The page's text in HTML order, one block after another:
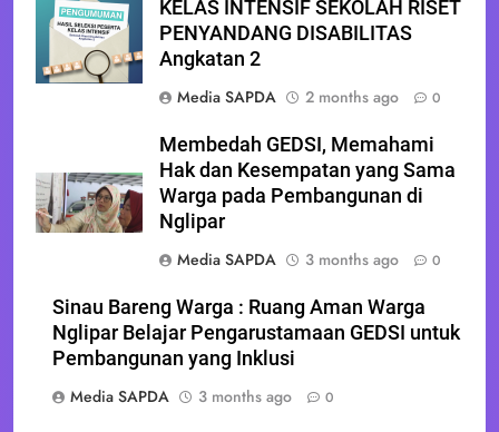
KELAS INTENSIF SEKOLAH RISET
PENYANDANG DISABILITAS
Angkatan 2
Media SAPDA
2 months ago 0
Membedah GEDSI, Memahami
Hak dan Kesempatan yang Sama
Warga pada Pembangunan di
Nglipar
Media SAPDA
3 months ago 0
Sinau Bareng Warga : Ruang Aman Warga
Nglipar Belajar Pengarustamaan GEDSI untuk
Pembangunan yang Inklusi
Media SAPDA
3 months ago 0